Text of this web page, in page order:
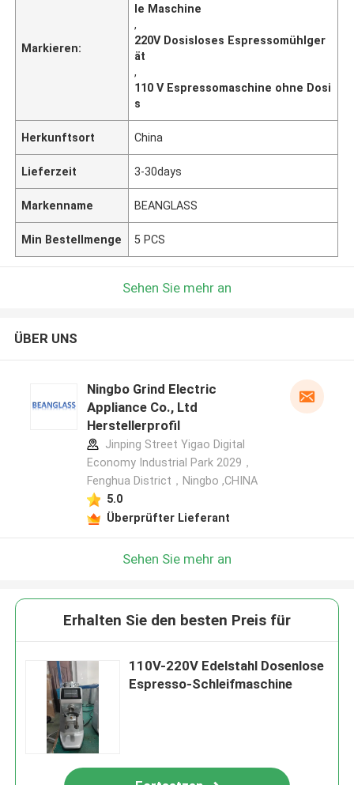
Markieren:
le Maschine
,
220V Dosisloses Espressomühlger
ät
,
110 V Espressomaschine ohne Dosi
s
Herkunftsort China
Lieferzeit 3-30days
Markenname BEANGLASS
Min Bestellmenge 5 PCS
Sehen Sie mehr an
ÜBER UNS
Ningbo Grind Electric
Appliance Co., Ltd
Herstellerprofil
Jinping Street Yigao Digital
Economy Industrial Park 2029，
Fenghua District，Ningbo ,CHINA
5.0
Überprüfter Lieferant
Sehen Sie mehr an
Erhalten Sie den besten Preis für
110V-220V Edelstahl Dosenlose
Espresso-Schleifmaschine